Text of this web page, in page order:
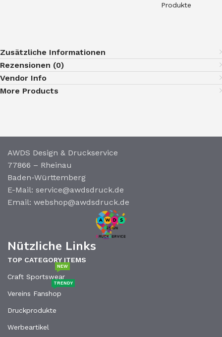
Produkte
Zusätzliche Informationen
Rezensionen (0)
Vendor Info
More Products
AWDS Design & Druckservice
77866 – Rheinau
Baden-Württemberg
E-Mail: service@awdsdruck.de
Email: webshop@awdsdruck.de
Nützliche Links
TOP CATEGORY ITEMS
Craft Sportswear
NEW
Vereins Fanshop
TRENDY
Druckprodukte
Werbeartikel